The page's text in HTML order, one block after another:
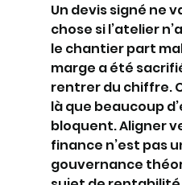
Un devis signé ne
chose si l’atelier
le chantier part
marge a été
rentrer du chiffre.
là que beaucoup
bloquent. Aligner
finance n’est pas
gouvernance